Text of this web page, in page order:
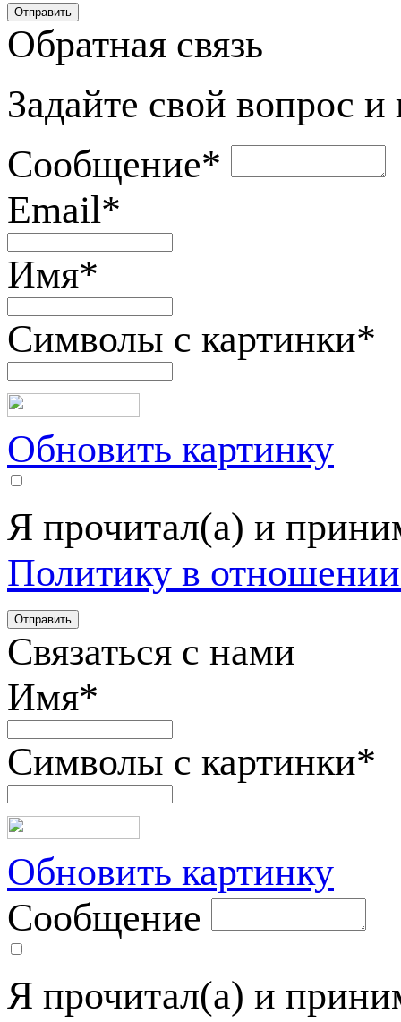
Обратная связь
Задайте свой вопрос
Сообщение*
Email*
Имя*
Символы с картинки*
Обновить картинку
Я прочитал(а) и
Политику в
Связаться с нами
Имя*
Символы с картинки*
Обновить картинку
Сообщение
Я прочитал(а) и